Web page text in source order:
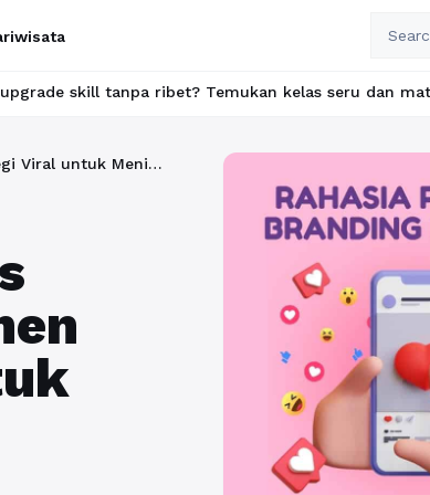
Temukan kelas seru dan materi lengkap hanya
Maksimalkan Potensi Bisnis Anda dengan Jasa Manajemen Iklan dan Strategi Viral untuk Meningkatkan Penjualan Bersama Rajakomen.com